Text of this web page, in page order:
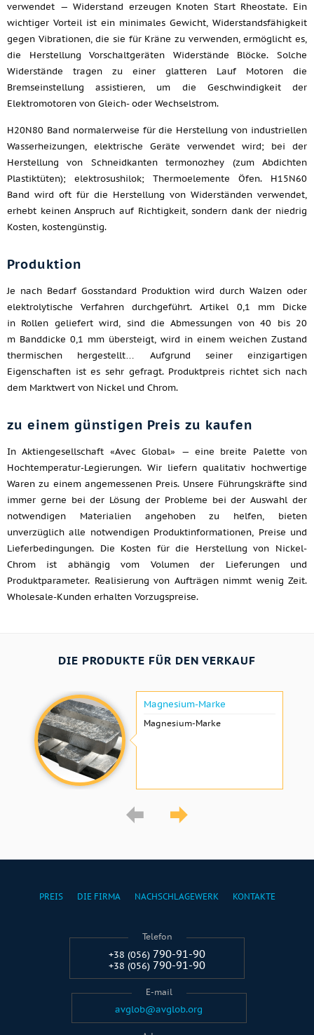
verwendet — Widerstand erzeugen Knoten Start Rheostate. Ein
wichtiger Vorteil ist ein minimales Gewicht, Widerstandsfähigkeit
gegen Vibrationen, die sie für Kräne zu verwenden, ermöglicht es,
die Herstellung Vorschaltgeräten Widerstände Blöcke. Solche
Widerstände tragen zu einer glatteren Lauf Motoren die
Bremseinstellung assistieren, um die Geschwindigkeit der
Elektromotoren von Gleich- oder Wechselstrom.
H20N80 Band normalerweise für die Herstellung von industriellen
Wasserheizungen, elektrische Geräte verwendet wird; bei der
Herstellung von Schneidkanten termonozhey (zum Abdichten
Plastiktüten); elektrosushilok; Thermoelemente Öfen. H15N60
Band wird oft für die Herstellung von Widerständen verwendet,
erhebt keinen Anspruch auf Richtigkeit, sondern dank der niedrig
Kosten, kostengünstig.
Produktion
Je nach Bedarf Gosstandard Produktion wird durch Walzen oder
elektrolytische Verfahren durchgeführt. Artikel 0,1 mm Dicke
in Rollen geliefert wird, sind die Abmessungen von 40 bis 20
m Banddicke 0,1 mm übersteigt, wird in einem weichen Zustand
thermischen hergestellt… Aufgrund seiner einzigartigen
Eigenschaften ist es sehr gefragt. Produktpreis richtet sich nach
dem Marktwert von Nickel und Chrom.
zu einem günstigen Preis zu kaufen
In Aktiengesellschaft «Avec Global» — eine breite Palette von
Hochtemperatur-Legierungen. Wir liefern qualitativ hochwertige
Waren zu einem angemessenen Preis. Unsere Führungskräfte sind
immer gerne bei der Lösung der Probleme bei der Auswahl der
notwendigen Materialien angehoben zu helfen, bieten
unverzüglich alle notwendigen Produktinformationen, Preise und
Lieferbedingungen. Die Kosten für die Herstellung von Nickel-
Chrom ist abhängig vom Volumen der Lieferungen und
Produktparameter. Realisierung von Aufträgen nimmt wenig Zeit.
Wholesale-Kunden erhalten Vorzugspreise.
DIE PRODUKTE FÜR DEN VERKAUF
Magnesium-Marke
Magnesium-Marke
PREIS DIE FIRMA NACHSCHLAGEWERK KONTAKTE
Telefon
+38 (056) 790-91-90
+38 (056) 790-91-90
E-mail
avglob@avglob.org